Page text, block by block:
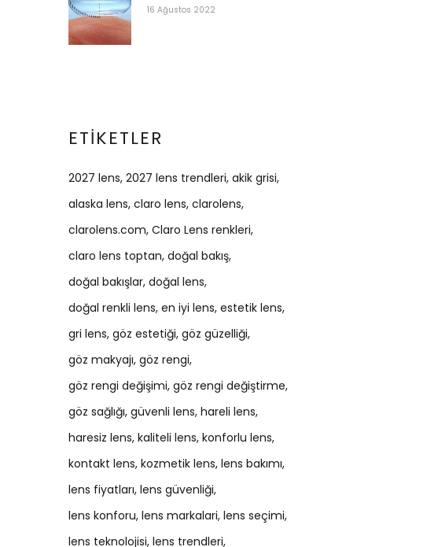
16 Ağustos 2022
ETIKETLER
2027 lens 2027 lens trendleri akik grisi
alaska lens claro lens clarolens
clarolens.com Claro Lens renkleri
claro lens toptan doğal bakış
doğal bakışlar doğal lens
doğal renkli lens en iyi lens estetik lens
gri lens göz estetiği göz güzelliği
göz makyajı göz rengi
göz rengi değişimi göz rengi değiştirme
göz sağlığı güvenli lens hareli lens
haresiz lens kaliteli lens konforlu lens
kontakt lens kozmetik lens lens bakımı
lens fiyatları lens güvenliği
lens konforu lens markalari lens seçimi
lens teknolojisi lens trendleri